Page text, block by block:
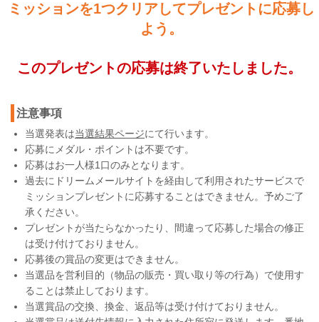
ミッションを1つクリアしてプレゼントに応募し
よう。
このプレゼントの応募は終了いたしました。
注意事項
当選発表は当選結果ページにて行います。
応募にメダル・ポイントは不要です。
応募はお一人様1口のみとなります。
過去にドリームメールサイトを経由して利用されたサービスで
ミッションプレゼントに応募することはできません。予めご了
承ください。
プレゼントが当たらなかったり、間違って応募した場合の修正
は受け付けておりません。
応募後の賞品の変更はできません。
当選品を営利目的（物品の販売・買い取り等の行為）で使用す
ることは禁止しております。
当選賞品の交換、換金、返品等は受け付けておりません。